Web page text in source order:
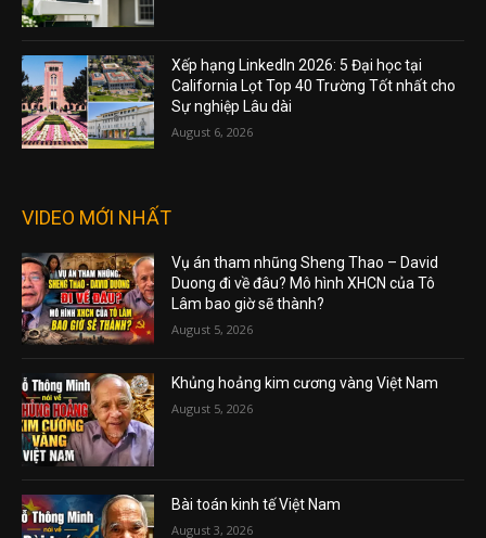
Xếp hạng LinkedIn 2026: 5 Đại học tại
California Lọt Top 40 Trường Tốt nhất cho
Sự nghiệp Lâu dài
August 6, 2026
VIDEO MỚI NHẤT
Vụ án tham nhũng Sheng Thao – David
Duong đi về đâu? Mô hình XHCN của Tô
Lâm bao giờ sẽ thành?
August 5, 2026
Khủng hoảng kim cương vàng Việt Nam
August 5, 2026
Bài toán kinh tế Việt Nam
August 3, 2026